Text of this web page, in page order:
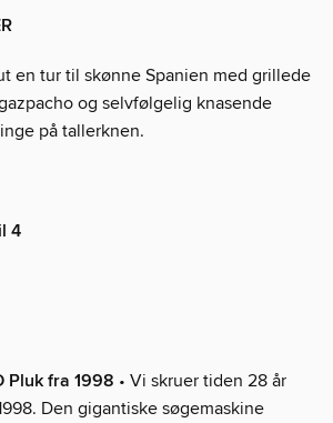
en tur til skønne Spanien med grillede
og selvfølgelig knasende
på tallerknen.
4
Pluk fra 1998 • Vi skruer tiden 28 år
Den gigantiske søgemaskine